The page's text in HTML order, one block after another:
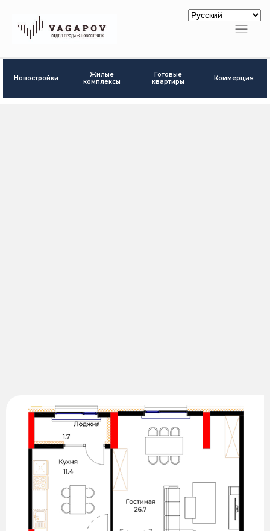
Новостройки
Жилые
комплексы
Готовые
квартиры
Коммерция